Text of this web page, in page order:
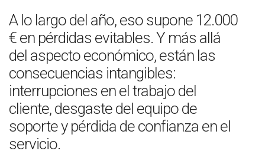
A lo largo del año, eso supone 12.000
€ en pérdidas evitables. Y más allá
del aspecto económico, están las
consecuencias intangibles:
interrupciones en el trabajo del
cliente, desgaste del equipo de
soporte y pérdida de confianza en el
servicio.